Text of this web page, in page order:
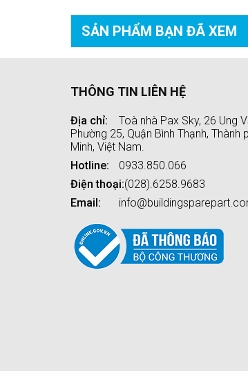
SẢN PHẨM BẠN ĐÃ XEM
THÔNG TIN LIÊN HỆ
Địa chỉ:
Toà nhà Pax Sky, 26 Ung
Phường 25, Quận Bình Thạnh, Thành
Minh, Việt Nam.
Hotline:
0933.850.066
Điện thoại:(028).6258.9683
Email: